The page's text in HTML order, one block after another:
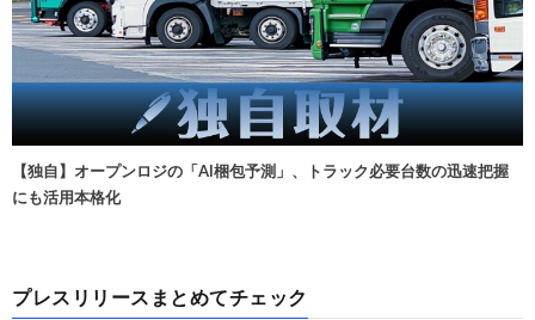
【独自】オープンロジの「AI梱包予測」、トラック必要台数の迅速把握
にも活用本格化
プレスリリースまとめてチェック